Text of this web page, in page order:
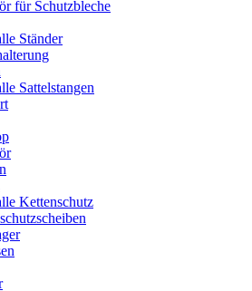
für Schutzbleche
Ständer
Sattelstangen
Kettenschutz